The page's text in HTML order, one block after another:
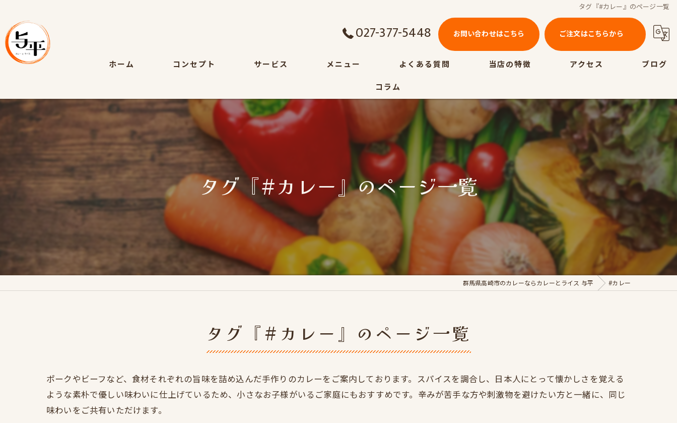
タグ『#カレー』のページ一覧
027-377-5448 お問い合わせはこちら ご注文はこちらから
ホーム コンセプト サービス メニュー よくある質問 当店の特徴
テイクアウト
ディナー
ポーク
ビーフ
アクセス
ブログ
コラム
タグ『#カレー』のページ一覧
群馬県高崎市のカレーならカレーとライス 与平 #カレー
タグ『#カレー』のページ一覧
ポークやビーフなど、食材それぞれの旨味を詰め込んだ手作りのカレーをご案内しております。スパイスを調合し、日本人にとって懐かしさを覚える
ような素朴で優しい味わいに仕上げているため、小さなお子様がいるご家庭にもおすすめです。辛みが苦手な方や刺激物を避けたい方と一緒に、同じ
味わいをご共有いただけます。